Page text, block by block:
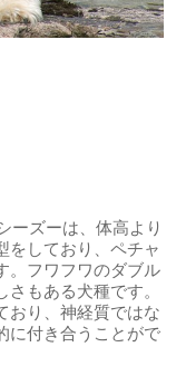
ーズーは、体高より
をしており、ペチャ
。フワフワのダブル
もある犬種です。
おり、神経質ではな
に付き合うことがで